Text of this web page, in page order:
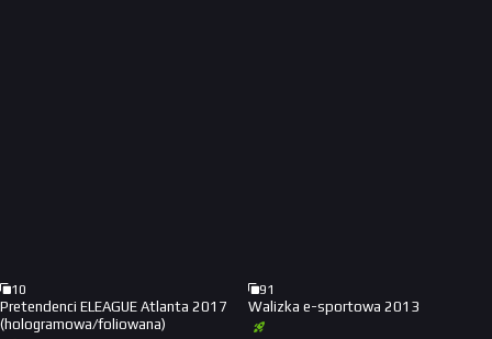
10
Pretendenci ELEAGUE Atlanta 2017
(hologramowa/foliowana)
91
Walizka e-sportowa 2013